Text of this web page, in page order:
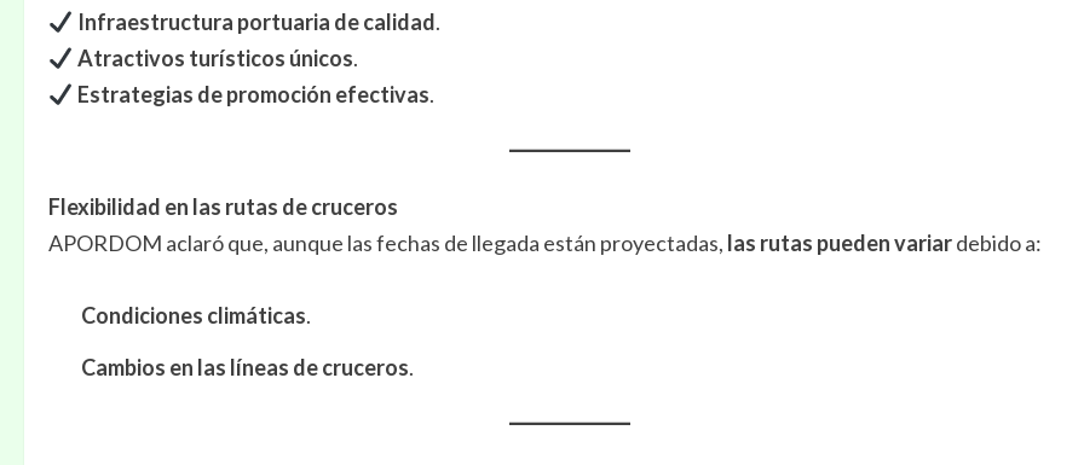
Infraestructura portuaria de calidad.
Atractivos turísticos únicos.
Estrategias de promoción efectivas.
Flexibilidad en las rutas de cruceros
APORDOM aclaró que, aunque las fechas de llegada están proyectadas, las rutas pueden variardebido a:
Condiciones climáticas.
Cambios en las líneas de cruceros.